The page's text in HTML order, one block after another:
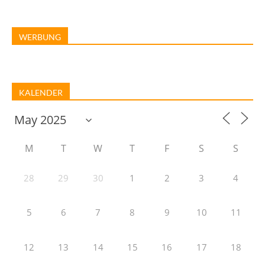
WERBUNG
KALENDER
M T W T F S S
28 29 30 1 2 3 4
5 6 7 8 9 10 11
12 13 14 15 16 17 18